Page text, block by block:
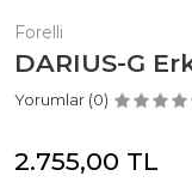
Forelli
DARIUS-G
Yorumlar (0)
2.755,00 TL